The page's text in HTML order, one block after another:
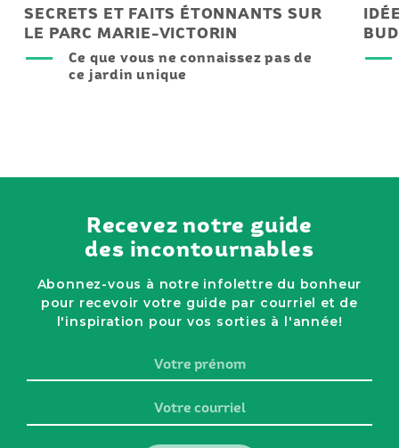
SECRETS ET FAITS ÉTONNANTS SUR
LE PARC MARIE-VICTORIN
Ce que vous ne connaissez pas de
ce jardin unique
Recevez notre guide
des incontournables
Abonnez-vous à notre infolettre du bonheur
pour recevoir votre guide par courriel et de
l'inspiration pour vos sorties à l'année!
prénom
courriel